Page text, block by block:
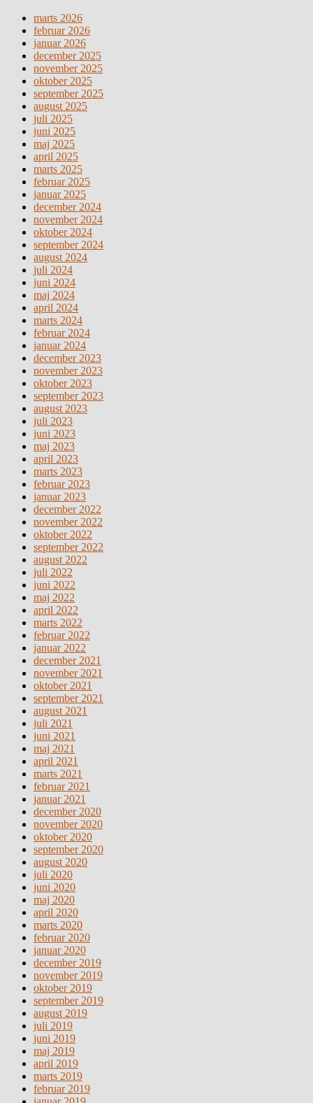
marts 2026
februar 2026
januar 2026
december 2025
november 2025
oktober 2025
september 2025
august 2025
juli 2025
juni 2025
maj 2025
april 2025
marts 2025
februar 2025
januar 2025
december 2024
november 2024
oktober 2024
september 2024
august 2024
juli 2024
juni 2024
maj 2024
april 2024
marts 2024
februar 2024
januar 2024
december 2023
november 2023
oktober 2023
september 2023
august 2023
juli 2023
juni 2023
maj 2023
april 2023
marts 2023
februar 2023
januar 2023
december 2022
november 2022
oktober 2022
september 2022
august 2022
juli 2022
juni 2022
maj 2022
april 2022
marts 2022
februar 2022
januar 2022
december 2021
november 2021
oktober 2021
september 2021
august 2021
juli 2021
juni 2021
maj 2021
april 2021
marts 2021
februar 2021
januar 2021
december 2020
november 2020
oktober 2020
september 2020
august 2020
juli 2020
juni 2020
maj 2020
april 2020
marts 2020
februar 2020
januar 2020
december 2019
november 2019
oktober 2019
september 2019
august 2019
juli 2019
juni 2019
maj 2019
april 2019
marts 2019
februar 2019